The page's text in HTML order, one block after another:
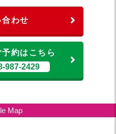
わせ
約はこちら
987-2429
Map